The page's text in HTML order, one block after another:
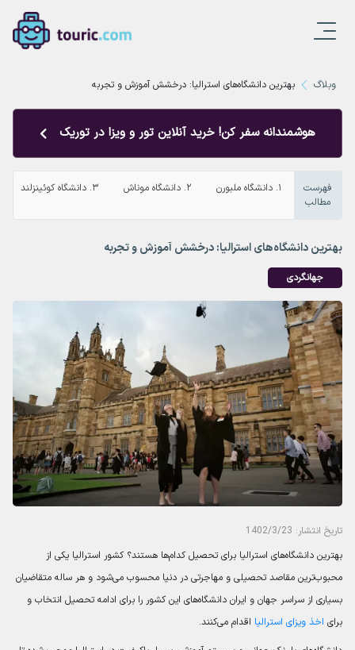
وبلاگ بهترین دانشگاه‌های استرالیا: درخشش آموزش و تجربه‌
هوشمندانه سفر کن! خرید آنلاین تور و ویزا در توریک
فهرست
مطالب
۱. دانشگاه ملبورن ۲. دانشگاه موناش ۳. دانشگاه کوئینزلند
بهترین دانشگاه‌های استرالیا: درخشش آموزش و تجربه‌
جهانگردی
تاریخ انتشار: 1402/3/23
بهترین دانشگاه‌های استرالیا برای تحصیل کدام‌ها هستند؟ کشور استرالیا یکی از
محبوب‌ترین مقاصد تحصیلی و مهاجرتی در دنیا محسوب می‌شود و هر ساله متقاضیان
بسیاری از سراسر جهان و ایران دانشگاه‌های این کشور را برای ادامه تحصیل انتخاب و
برای اخذ ویزای استرالیا اقدام می‌کنند.